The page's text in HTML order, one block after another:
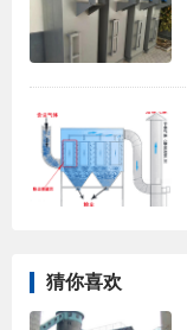
猜你喜欢